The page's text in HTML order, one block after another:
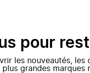
pour
les nouveautés, les
grandes marques